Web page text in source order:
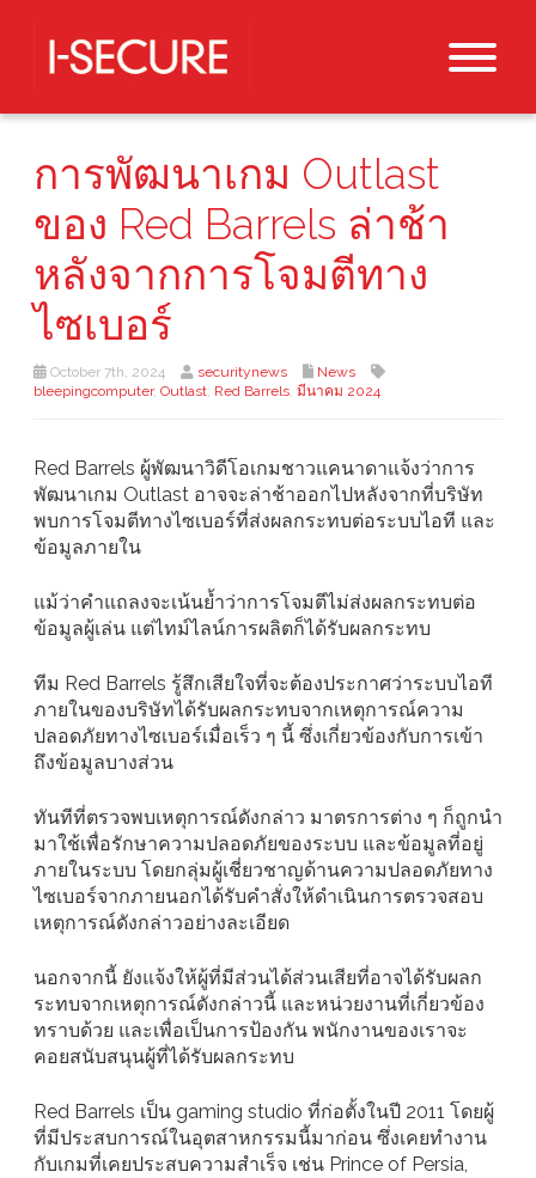
การพัฒนาเกม Outlast
ของ Red Barrels ล่าช้า
หลังจากการโจมตีทาง
ไซเบอร์
October 7th, 2024 securitynews
News
bleepingcomputer, Outlast, Red Barrels, มีนาคม 2024
Red Barrels ผู้พัฒนาวิดีโอเกมชาวแคนาดาแจ้งว่าการ
พัฒนาเกม Outlast อาจจะล่าช้าออกไปหลังจากที่บริษัท
พบการโจมตีทางไซเบอร์ที่ส่งผลกระทบต่อระบบไอที และ
ข้อมูลภายใน
แม้ว่าคำแถลงจะเน้นย้ำว่าการโจมตีไม่ส่งผลกระทบต่อ
ข้อมูลผู้เล่น แต่ไทม์ไลน์การผลิตก็ได้รับผลกระทบ
ทีม Red Barrels รู้สึกเสียใจที่จะต้องประกาศว่าระบบไอที
ภายในของบริษัทได้รับผลกระทบจากเหตุการณ์ความ
ปลอดภัยทางไซเบอร์เมื่อเร็ว ๆ นี้ ซึ่งเกี่ยวข้องกับการเข้า
ถึงข้อมูลบางส่วน
ทันทีที่ตรวจพบเหตุการณ์ดังกล่าว มาตรการต่าง ๆ ก็ถูกนำ
มาใช้เพื่อรักษาความปลอดภัยของระบบ และข้อมูลที่อยู่
ภายในระบบ โดยกลุ่มผู้เชี่ยวชาญด้านความปลอดภัยทาง
ไซเบอร์จากภายนอกได้รับคำสั่งให้ดำเนินการตรวจสอบ
เหตุการณ์ดังกล่าวอย่างละเอียด
นอกจากนี้ ยังแจ้งให้ผู้ที่มีส่วนได้ส่วนเสียที่อาจได้รับผลก
ระทบจากเหตุการณ์ดังกล่าวนี้ และหน่วยงานที่เกี่ยวข้อง
ทราบด้วย และเพื่อเป็นการป้องกัน พนักงานของเราจะ
คอยสนับสนุนผู้ที่ได้รับผลกระทบ
Red Barrels เป็น gaming studio ที่ก่อตั้งในปี 2011 โดยผู้
ที่มีประสบการณ์ในอุตสาหกรรมนี้มาก่อน ซึ่งเคยทำงาน
กับเกมที่เคยประสบความสำเร็จ เช่น Prince of Persia,